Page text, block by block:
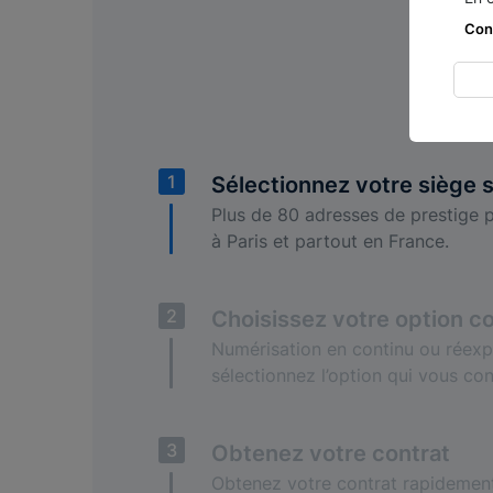
1 Sélectionnez votre siège
Plus de 80 adresses de prestige
à Paris et partout en France.
2 Choisissez votre option
Numérisation en continu ou
sélectionnez l’option qui vous
3 Obtenez votre contrat
Obtenez votre contrat